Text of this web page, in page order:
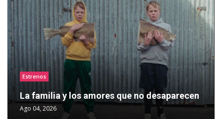
Estrenos
La familia y los amores que no desaparecen
Ago 04, 2026